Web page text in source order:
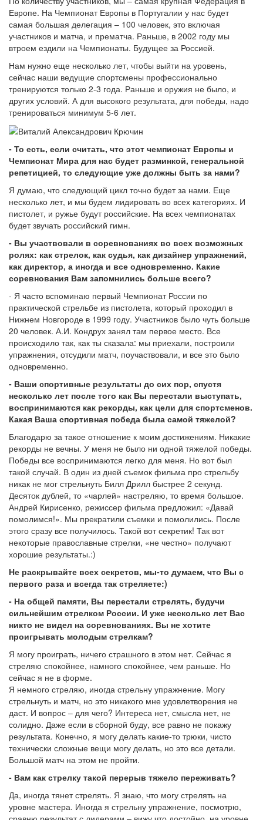
Европе. На Чемпионат Европы в Португалии у нас будет
самая большая делегация – 100 человек, это включая
участников и матча, и прематча. Раньше, в 2002 году мы
втроем ездили на Чемпионаты. Будущее за Россией.
Нам нужно еще несколько лет, чтобы выйти на уровень,
сейчас наши ведущие спортсмены профессионально
тренируются только 2-3 года. Раньше и оружия не было, и
других условий. А для высокого результата, для победы, надо
тренироваться минимум 5-6 лет.
- То есть, если считать, что этот чемпионат Европы и
Чемпионат Мира для нас будет разминкой, генеральной
репетицией, то следующие уже должны быть за нами?
Я думаю, что следующий цикл точно будет за нами. Еще
несколько лет, и мы будем лидировать во всех категориях. И
пистолет, и ружье будут российские. На всех чемпионатах
будет звучать российский гимн.
- Вы участвовали в соревнованиях во всех возможных
ролях: как стрелок, как судья, как дизайнер упражнений,
как директор, а иногда и все одновременно. Какие
соревнования Вам запомнились больше всего?
- Я часто вспоминаю первый Чемпионат России по
практической стрельбе из пистолета, который проходил в
Нижнем Новгороде в 1999 году. Участников было чуть больше
20 человек. А.И. Кондрух занял там первое место. Все
происходило так, как ты сказала: мы приехали, построили
упражнения, отсудили матч, поучаствовали, и все это было
одновременно.
- Ваши спортивные результаты до сих пор, спустя
несколько лет после того как Вы перестали выступать,
воспринимаются как рекорды, как цели для спортсменов.
Какая Ваша спортивная победа была самой тяжелой?
Благодарю за такое отношение к моим достижениям. Никакие
рекорды не вечны. У меня не было ни одной тяжелой победы.
Победы все воспринимаются легко для меня. Но вот был
такой случай. В один из дней съемок фильма про стрельбу
никак не мог стрельнуть Билл Дрилл быстрее 2 секунд.
Десяток дублей, то «чарлей» настреляю, то время большое.
Андрей Кирисенко, режиссер фильма предложил: «Давай
помолимся!». Мы прекратили съемки и помолились. После
этого сразу все получилось. Такой вот секретик! Так вот
некоторые православные стрелки, «не честно» получают
хорошие результаты.:)
Не раскрывайте всех секретов, мы-то думаем, что Вы с
первого раза и всегда так стреляете:)
- На общей памяти, Вы перестали стрелять, будучи
сильнейшим стрелком России. И уже несколько лет Вас
никто не видел на соревнованиях. Вы не хотите
проигрывать молодым стрелкам?
Я могу проиграть, ничего страшного в этом нет. Сейчас я
стреляю спокойнее, намного спокойнее, чем раньше. Но
сейчас я не в форме.
Я немного стреляю, иногда стрельну упражнение. Могу
стрельнуть и матч, но это никакого мне удовлетворения не
даст. И вопрос – для чего? Интереса нет, смысла нет, не
солидно. Даже если в сборной буду, все равно не покажу
результата. Конечно, я могу делать какие-то трюки, чисто
технически сложные вещи могу делать, но это все детали.
Большой матч на этом не пройти.
- Вам как стрелку такой перерыв тяжело переживать?
Да, иногда тянет стрелять. Я знаю, что могу стрелять на
уровне мастера. Иногда я стрельну упражнение, посмотрю,